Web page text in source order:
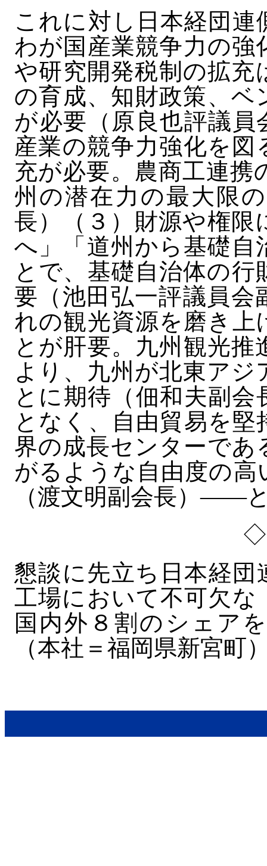
これに対し日本経団
わが国産業競争力の
や研究開発税制の拡充
の育成、知財政策、ベ
が必要（原良也評議
産業の競争力強化を
充が必要。農商工連
州の潜在力の最大限
長）（３）財源や権限
へ」「道州から基礎自
とで、基礎自治体の
要（池田弘一評議員会
れの観光資源を磨き上
とが肝要。九州観光
より、九州が北東ア
とに期待（佃和夫副
となく、自由貿易を
界の成長センターであ
がるような自由度の
（渡文明副会長）――
懇談に先立ち日本経団
工場において不可欠な
国内外８割のシェア
（本社＝福岡県新宮町